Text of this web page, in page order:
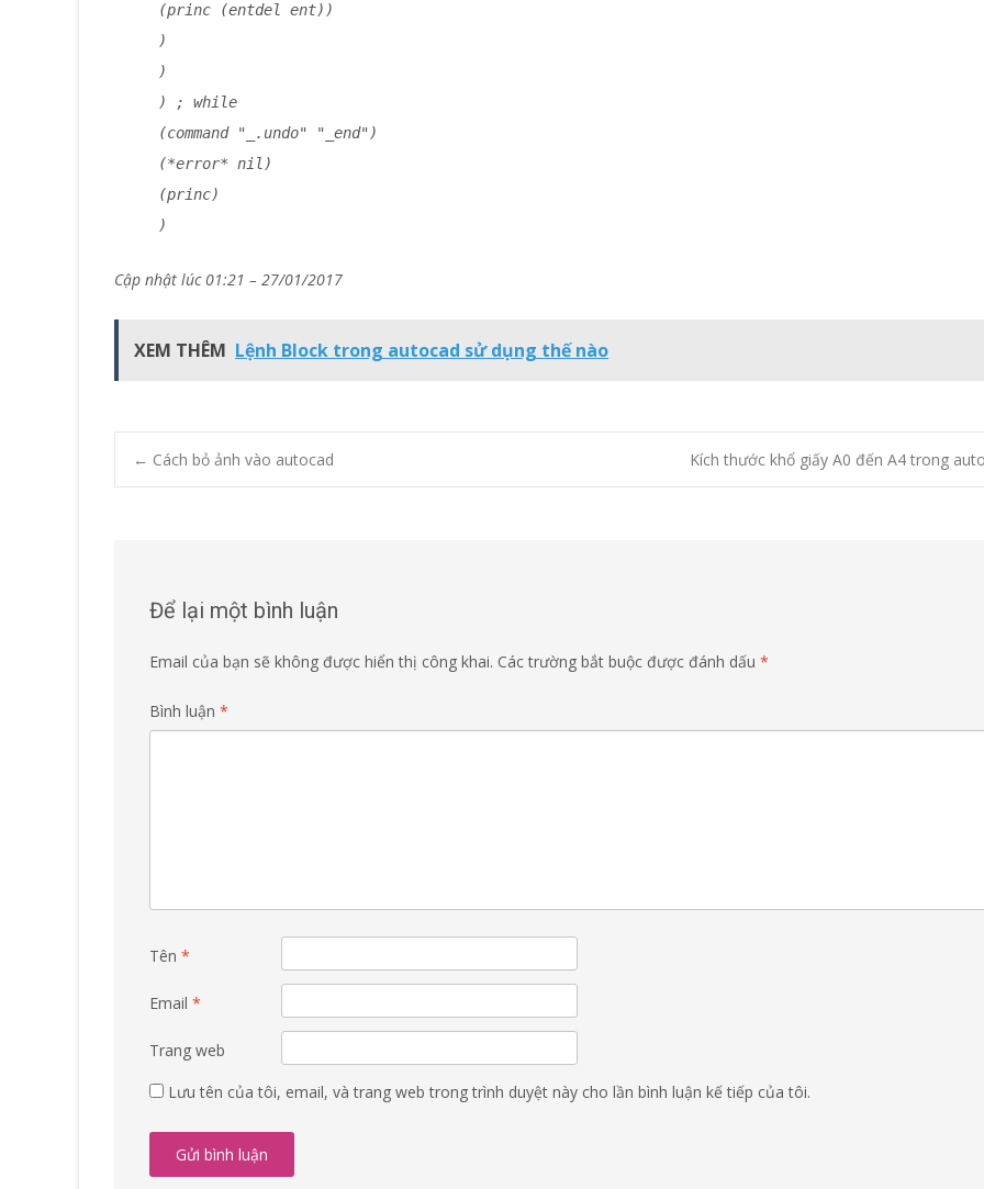
(princ (entdel ent))
)
)
) ; while
(command "_.undo" "_end")
(*error* nil)
(princ)
)
Cập nhật lúc 01:21 – 27/01/2017
XEM THÊM Lệnh Block trong autocad sử dụng thế nào
Post
← Cách bỏ ảnh vào autocad Kích thước khổ giấy A0 đến A4 trong
Để lại một bình luận
Email của bạn sẽ không được hiển thị công khai. Các trường bắt buộc được đánh dấu *
Bình luận *
Tên *
Email *
Trang web
Lưu tên của tôi, email, và trang web trong trình duyệt này cho lần bình luận kế tiếp của tôi.